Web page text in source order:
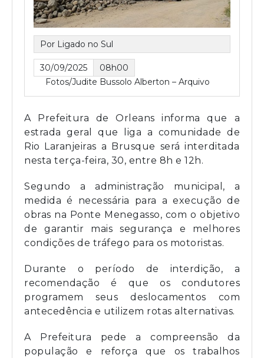
Por Ligado no Sul
30/09/2025
08h00
Fotos/Judite Bussolo Alberton – Arquivo
A Prefeitura de Orleans informa que a
estrada geral que liga a comunidade de
Rio Laranjeiras a Brusque será interditada
nesta terça-feira, 30, entre 8h e 12h.
Segundo a administração municipal, a
medida é necessária para a execução de
obras na Ponte Menegasso, com o objetivo
de garantir mais segurança e melhores
condições de tráfego para os motoristas.
Durante o período de interdição, a
recomendação é que os condutores
programem seus deslocamentos com
antecedência e utilizem rotas alternativas.
A Prefeitura pede a compreensão da
população e reforça que os trabalhos